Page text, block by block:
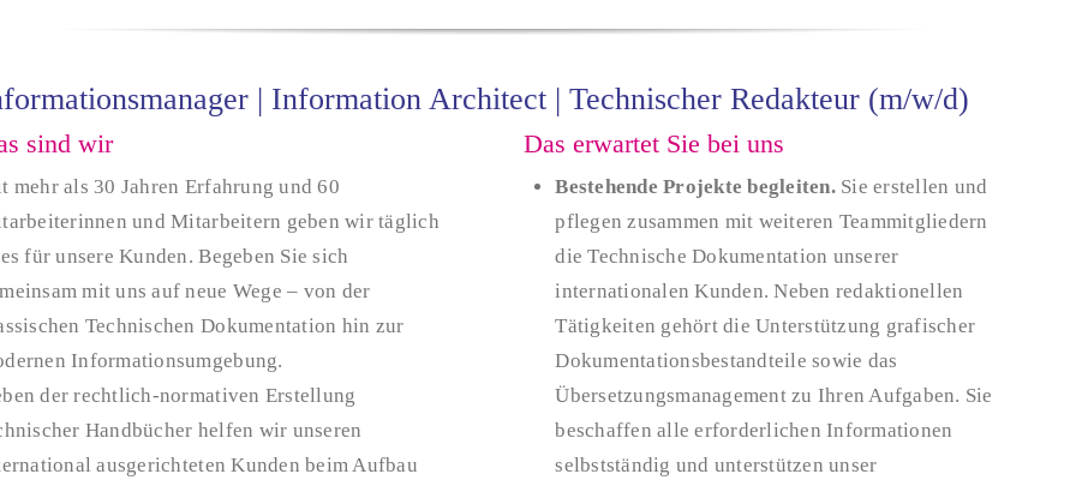
| Information Architect | Technischer Redakteur (m/w/d)
sind wir
mehr als 30 Jahren Erfahrung und 60
und Mitarbeitern geben wir täglich
für unsere Kunden. Begeben Sie sich
mit uns auf neue Wege – von der
Technischen Dokumentation hin zur
Informationsumgebung.
der rechtlich-normativen Erstellung
Handbücher helfen wir unseren
ausgerichteten Kunden beim Aufbau
Das erwartet Sie bei uns
Bestehende Projekte begleiten.Sie erstellen und
pflegen zusammen mit weiteren Teammitgliedern
die Technische Dokumentation unserer
internationalen Kunden. Neben redaktionellen
Tätigkeiten gehört die Unterstützung grafischer
Dokumentationsbestandteile sowie das
Übersetzungsmanagement zu Ihren Aufgaben. Sie
beschaffen alle erforderlichen Informationen
selbstständig und unterstützen unser